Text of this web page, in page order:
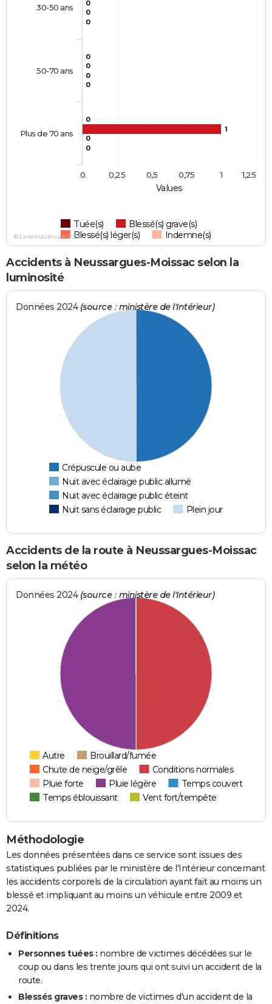
Values
0
0
0
0
1
0
0
0
0
0
0
Tuée(s)
Blessé(s) grave(s)
Blessé(s) léger(s)
Indemne(s)
30-50 ans
50-70 ans
Plus de 70 ans
0 1
0,25 0,5 0,75 1,25
© Linternaute.com 2026
Accidents à Neussargues-Moissac selon la
luminosité
Données 2024 (source : ministère de l'Intérieur)
Crépuscule ou aube
Nuit avec éclairage public allumé
Nuit avec éclairage public éteint
Nuit sans éclairage public
Plein jour
Accidents de la route à Neussargues-Moissac
selon la météo
Données 2024 (source : ministère de l'Intérieur)
Autre
Brouillard/fumée
Chute de neige/grêle
Conditions normales
Pluie forte
Pluie légère
Temps couvert
Temps éblouissant
Vent fort/tempête
Méthodologie
Les données présentées dans ce service sont issues des
statistiques publiées par le ministère de l'Intérieur concernant
les accidents corporels de la circulation ayant fait au moins un
blessé et impliquant au moins un véhicule entre 2009 et
2024.
Définitions
Personnes tuées : nombre de victimes décédées sur le
coup ou dans les trente jours qui ont suivi un accident de la
route.
Blessés graves : nombre de victimes d'un accident de la